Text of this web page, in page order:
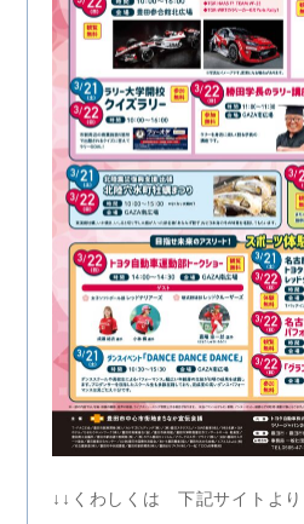
↓↓くわしくは 下記サイトより